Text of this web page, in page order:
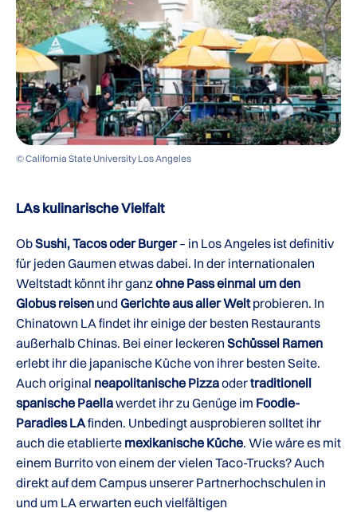
© California State University Los Angeles
LAs kulinarische Vielfalt
ObSushi, Tacos oder Burger– in Los Angeles ist definitiv
für jeden Gaumen etwas dabei. In der internationalen
Weltstadt könnt ihr ganzohne Pass einmal um den
Globus reisen und Gerichte aus aller Weltprobieren. In
Chinatown LA findet ihr einige der besten Restaurants
außerhalb Chinas. Bei einer leckeren Schüssel Ramen
erlebt ihr die japanische Küche von ihrer besten Seite.
Auch original neapolitanische Pizzaodertraditionell
spanische Paellawerdet ihr zu Genüge im Foodie-
Paradies LAfinden. Unbedingt ausprobieren solltet ihr
auch die etablierte mexikanische Küche. Wie wäre es mit
einem Burrito von einem der vielen Taco-Trucks? Auch
direkt auf dem Campus unserer Partnerhochschulen in
und um LA erwarten euch vielfältigen